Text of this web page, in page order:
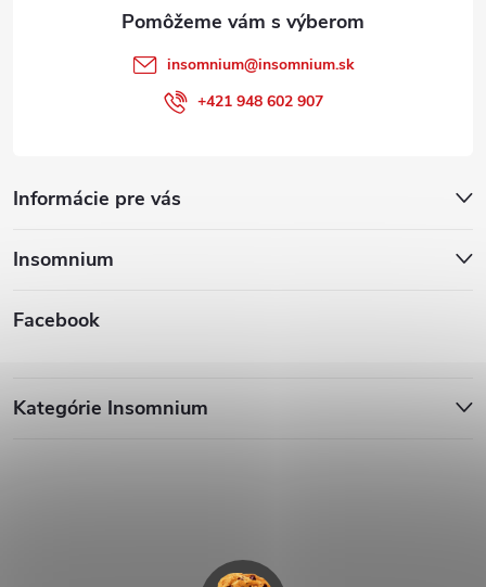
Informácie pre vás
Insomnium
Facebook
insomnium@insomnium.sk
+421 948 602 907
Kategórie Insomnium